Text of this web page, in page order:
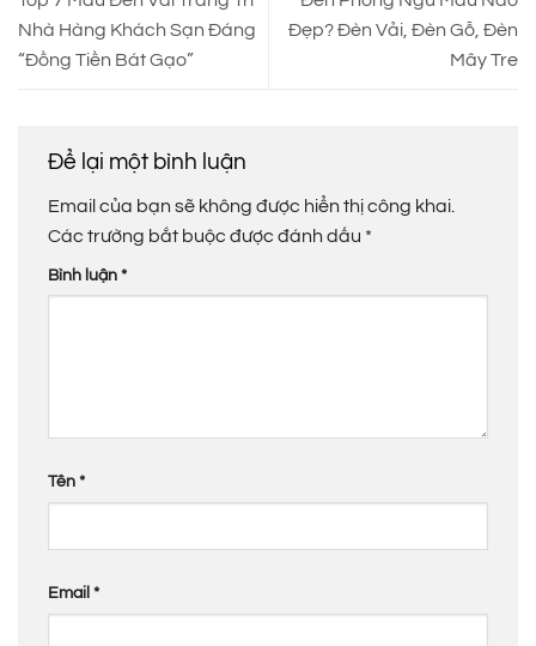
Nhà Hàng Khách Sạn Đáng
“Đồng Tiền Bát Gạo”
Đẹp? Đèn Vải, Đèn Gỗ, Đèn
Mây Tre
Để lại một bình luận
Email của bạn sẽ không được hiển thị công khai.
Các trường bắt buộc được đánh dấu *
Bình luận *
Tên *
Email *